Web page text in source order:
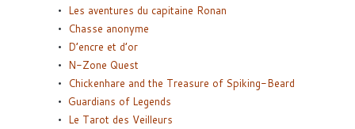
Les aventures du capitaine Ronan
Chasse anonyme
D’encre et d’or
N-Zone Quest
Chickenhare and the Treasure of Spiking-Beard
Guardians of Legends
Le Tarot des Veilleurs